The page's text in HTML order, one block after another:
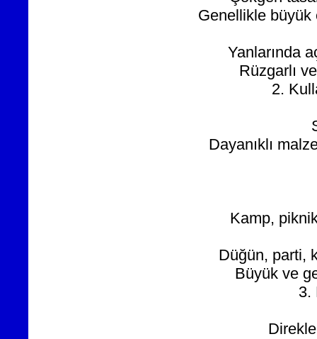
Genellikle büyük
Yanlarında
Rüzgarlı
2.
Dayanıklı
Kamp,
Düğün, parti,
Büyük ve
3.